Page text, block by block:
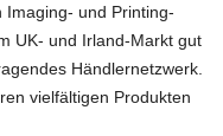
und Printing-
UK- und Irland-Markt gut
Händlernetzwerk.
vielfältigen Produkten